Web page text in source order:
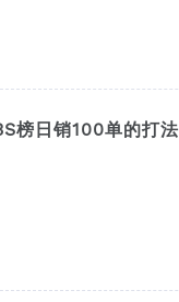
榜日销100单的打法